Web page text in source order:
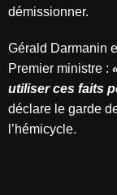
démissionner.
Gérald Darmanin
Premier ministre :
utiliser ces faits
déclare le garde
l’hémicycle.